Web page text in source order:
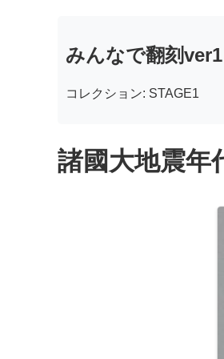
みんなで翻刻ver1
コレクション: STAGE1
諸國大地震年